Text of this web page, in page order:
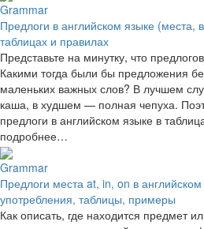
Grammar
Предлоги в английском языке (места,
таблицах и правилах
Представьте на минутку, что
Какими тогда были бы предложения
маленьких важных слов? В лучшем
каша, в худшем — полная чепуха.
предлоги в английском языке в
подробнее…
Grammar
Предлоги места at, in, on в
употребления, таблицы, примеры
Как описать, где находится предмет